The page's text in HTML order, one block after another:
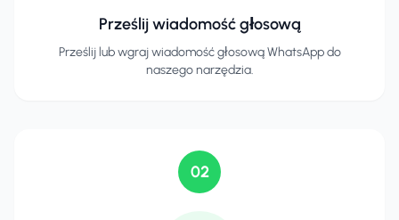
Prześlij wiadomość głosową
Prześlij lub wgraj wiadomość głosową WhatsApp do
naszego narzędzia.
02